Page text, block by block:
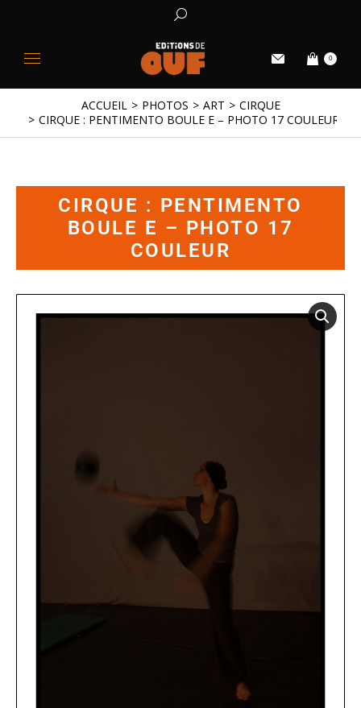
0
Vous êtes ici :
ACCUEIL PHOTOS ART
CIRQUE
CIRQUE : PENTIMENTO BOULE E – PHOTO 17 COULEUR
CIRQUE : PENTIMENTO
BOULE E – PHOTO 17
COULEUR